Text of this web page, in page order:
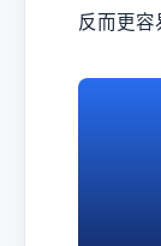
反而更容